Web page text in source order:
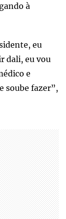
à
eu
dali, eu vou
e
soube fazer”,